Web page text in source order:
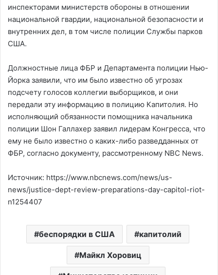
инспекторами министерств обороны в отношении
национальной гвардии, национальной безопасности и
внутренних дел, в том числе полиции Службы парков
США.
Должностные лица ФБР и Департамента полиции Нью-
Йорка заявили, что им было известно об угрозах
подсчету голосов коллегии выборщиков, и они
передали эту информацию в полицию Капитолия. Но
исполняющий обязанности помощника начальника
полиции Шон Галлахер заявил лидерам Конгресса, что
ему не было известно о каких-либо разведданных от
ФБР, согласно документу, рассмотренному NBC News.
Источник: https://www.nbcnews.com/news/us-
news/justice-dept-review-preparations-day-capitol-riot-
n1254407
беспорядки в США капитолий
Майкл Хоровиц